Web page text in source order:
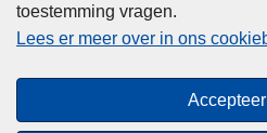
toestemming vragen.
Lees er meer over in ons